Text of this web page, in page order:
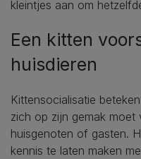
kleintjes aan om
Een kitten
huisdieren
Kittensocialisatie
zich op zijn gemak moet
huisgenoten of gasten.
kennis te laten maken